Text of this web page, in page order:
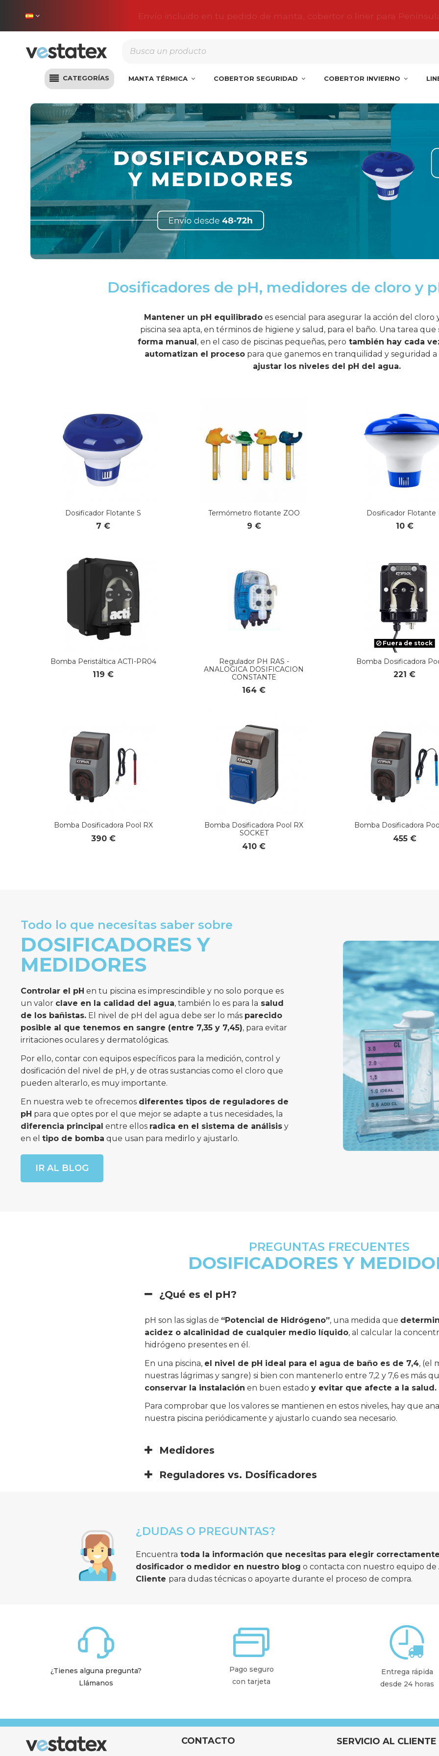
Envío incluido en tu pedido de manta, cobertor o liner para
CATEGORÍAS MANTA TÉRMICA COBERTOR SEGURIDAD COBERTOR INVIERNO
Desinfección Dosificadores y medidores
Dosificadores de pH, medidores de cloro y
Mantener un pH equilibrado es esencial para asegurar la acción del
piscina sea apta, en términos de higiene y salud, para el baño. Una tarea que
forma manual, en el caso de piscinas pequeñas, pero también hay cada
automatizan el procesopara que ganemos en tranquilidad y seguridad
ajustar los niveles del pH del agua.
Dosificador Flotante S
7 €
Termómetro flotante ZOO
9 €
Dosificador Flotante
10 €
Bomba Peristáltica ACTI-PR04
119 €
Regulador PH RAS -
ANALOGICA DOSIFICACION
CONSTANTE
164 €
Fuera de stock
Bomba Dosificadora
221 €
Bomba Dosificadora Pool RX
390 €
Bomba Dosificadora Pool RX
SOCKET
410 €
Bomba Dosificadora
455 €
Todo lo que necesitas saber sobre
DOSIFICADORES Y
MEDIDORES
Controlar el pH en tu piscina es imprescindible y no solo porque es
un valor clave en la calidad del agua, también lo es para la salud
de los bañistas. El nivel de pH del agua debe ser lo más parecido
posible al que tenemos en sangre (entre 7,35 y 7,45), para evitar
irritaciones oculares y dermatológicas.
Por ello, contar con equipos específicos para la medición, control y
dosificación del nivel de pH, y de otras sustancias como el cloro que
pueden alterarlo, es muy importante.
En nuestra web te ofrecemos diferentes tipos de reguladores de
pH para que optes por el que mejor se adapte a tus necesidades, la
diferencia principal entre ellos radica en el sistema de análisis y
en el tipo de bomba que usan para medirlo y ajustarlo.
IR AL BLOG
PREGUNTAS FRECUENTES
DOSIFICADORES Y
¿Qué es el pH?
pH son las siglas de “Potencial de Hidrógeno”, una medida que
acidez o alcalinidad de cualquier medio líquido, al calcular la
hidrógeno presentes en él.
En una piscina, el nivel de pH ideal para el agua de baño es de 7,4, (el
nuestras lágrimas y sangre) si bien con mantenerlo entre 7,2 y 7,6 es más
conservar la instalación en buen estadoy evitar que afecte a la salud.
Para comprobar que los valores se mantienen en estos niveles, hay que
nuestra piscina periódicamente y ajustarlo cuando sea necesario.
Medidores
Reguladores vs. Dosificadores
¿DUDAS O PREGUNTAS?
Encuentra toda la información que necesitas para elegir
dosificador o medidor en nuestro blog o contacta con nuestro equipo de
Cliente para dudas técnicas o apoyarte durante el proceso de compra.
¿Tienes alguna pregunta?
Llámanos
Pago seguro
con tarjeta
Entrega rápida
desde 24 horas
CONTACTO SERVICIO AL CLIENTE